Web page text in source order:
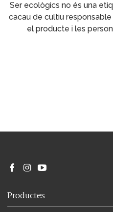
Ser ecològics no és una
cacau de cultiu
el producte i les
Productes